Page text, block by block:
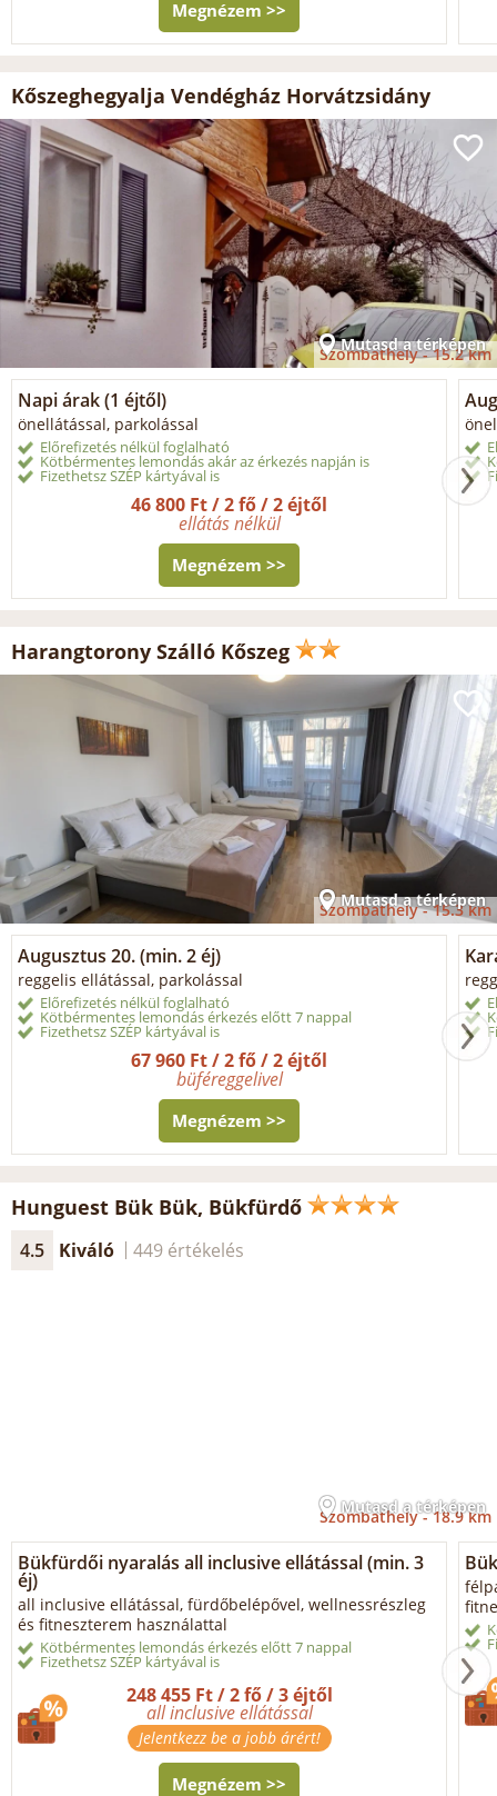
Megnézem >>
Kőszeghegyalja Vendégház Horvátzsidány
Mutasd a térképen
Szombathely -15.2 km
Napi árak (1 éjtől)
önellátással, parkolással
Előrefizetés nélkül foglalható
Kötbérmentes lemondás akár az érkezés napján is
Fizethetsz SZÉP kártyával is
46 800 Ft / 2 fő / 2 éjtől
ellátás nélkül
Megnézem >>
Harangtorony Szálló Kőszeg
Mutasd a térképen
Szombathely -15.3 km
Augusztus 20. (min. 2 éj)
reggelis ellátással, parkolással
Előrefizetés nélkül foglalható
Kötbérmentes lemondás érkezés előtt 7 nappal
Fizethetsz SZÉP kártyával is
67 960 Ft / 2 fő / 2 éjtől
büféreggelivel
Megnézem >>
Hunguest Bük Bük, Bükfürdő
4.5 Kiváló 449 értékelés
Mutasd a térképen
Szombathely -18.9 km
Bükfürdői nyaralás all inclusive ellátással (min. 3
éj)
all inclusive ellátással, fürdőbelépővel, wellnessrészleg
és fitneszterem használattal
Kötbérmentes lemondás érkezés előtt 7 nappal
Fizethetsz SZÉP kártyával is
248 455 Ft / 2 fő / 3 éjtől
all inclusive ellátással
Jelentkezz be a jobb árért!
Megnézem >>